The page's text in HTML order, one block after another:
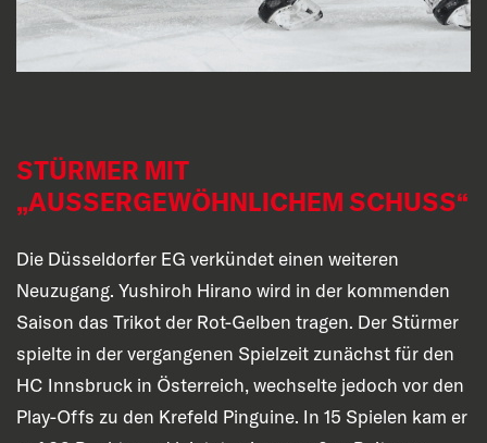
STÜRMER MIT
„AUSSERGEWÖHNLICHEM SCHUSS“
Die Düsseldorfer EG verkündet einen weiteren
Neuzugang. Yushiroh Hirano wird in der kommenden
Saison das Trikot der Rot-Gelben tragen. Der Stürmer
spielte in der vergangenen Spielzeit zunächst für den
HC Innsbruck in Österreich, wechselte jedoch vor den
Play-Offs zu den Krefeld Pinguine. In 15 Spielen kam er